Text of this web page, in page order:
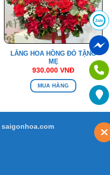
LẴNG HOA HỒNG ĐỎ TẶNG
MẸ
930.000 VNĐ
MUA HÀNG
saigonhoa.com